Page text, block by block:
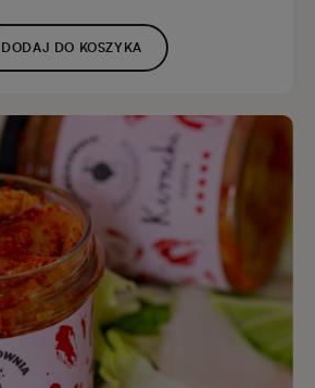
DODAJ DO KOSZYKA